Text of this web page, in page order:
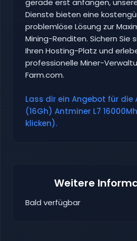
gerade erst anfangen,
Dienste bieten eine
problemlöse Lösung zur
Mining-Renditen. Sichern Sie
Ihren Hosting-Platz und
professionelle Miner-
Farm.com.
Lass dir ein Angebot für die
(16Gh) Antminer L7
klicken).
Weitere
Bald verfügbar